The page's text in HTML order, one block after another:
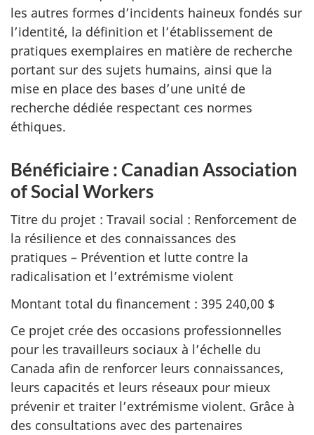
les autres formes d’incidents haineux fondés sur
l’identité, la définition et l’établissement de
pratiques exemplaires en matière de recherche
portant sur des sujets humains, ainsi que la
mise en place des bases d’une unité de
recherche dédiée respectant ces normes
éthiques.
Bénéficiaire : Canadian Association
of Social Workers
Titre du projet : Travail social : Renforcement de
la résilience et des connaissances des
pratiques – Prévention et lutte contre la
radicalisation et l’extrémisme violent
Montant total du financement : 395 240,00 $
Ce projet crée des occasions professionnelles
pour les travailleurs sociaux à l’échelle du
Canada afin de renforcer leurs connaissances,
leurs capacités et leurs réseaux pour mieux
prévenir et traiter l’extrémisme violent. Grâce à
des consultations avec des partenaires